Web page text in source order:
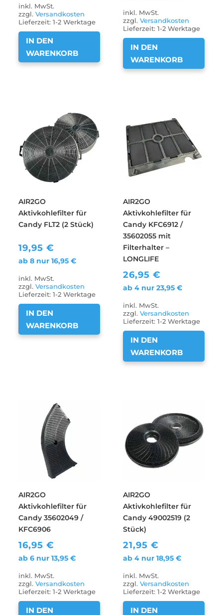
inkl. MwSt.
zzgl.Versandkosten
Lieferzeit:1-2 Werktage
IN DEN
WARENKORB
inkl. MwSt.
zzgl.Versandkosten
Lieferzeit:1-2 Werktage
IN DEN
WARENKORB
AIR2GO
Aktivkohlefilter für
Candy FLT2 (2 Stück)
19,95€
ab 8 nur16,95€
inkl. MwSt.
zzgl.Versandkosten
Lieferzeit:1-2 Werktage
IN DEN
WARENKORB
AIR2GO
Aktivkohlefilter für
Candy KFC6912 /
35602055 mit
Filterhalter –
LONGLIFE
26,95€
ab 4 nur23,95€
inkl. MwSt.
zzgl.Versandkosten
Lieferzeit:1-2 Werktage
IN DEN
WARENKORB
AIR2GO
Aktivkohlefilter für
Candy 35602049 /
KFC6906
16,95€
ab 6 nur13,95€
inkl. MwSt.
zzgl.Versandkosten
Lieferzeit:1-2 Werktage
IN DEN
AIR2GO
Aktivkohlefilter für
Candy 49002519 (2
Stück)
21,95€
ab 4 nur18,95€
inkl. MwSt.
zzgl.Versandkosten
Lieferzeit:1-2 Werktage
IN DEN